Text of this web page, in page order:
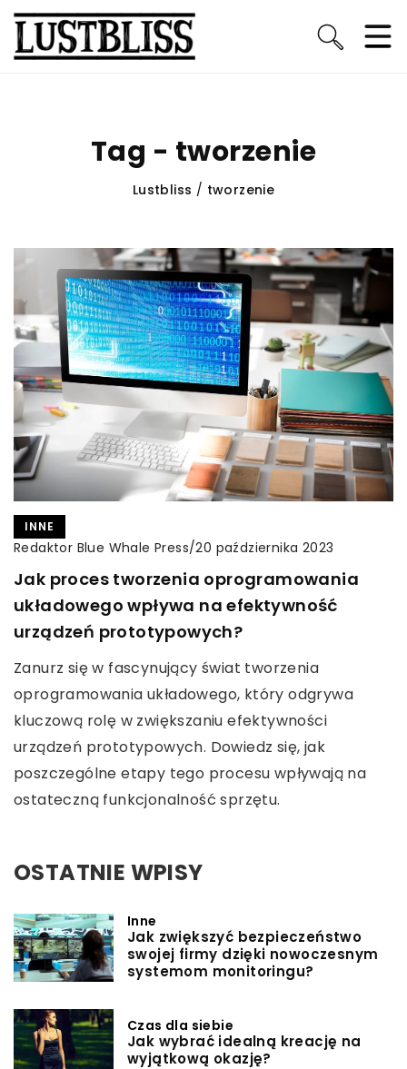
Tag - tworzenie
Lustbliss / tworzenie
INNE
Redaktor Blue Whale Press/20 października 2023
Jak proces tworzenia oprogramowania
układowego wpływa na efektywność
urządzeń prototypowych?
Zanurz się w fascynujący świat tworzenia
oprogramowania układowego, który odgrywa
kluczową rolę w zwiększaniu efektywności
urządzeń prototypowych. Dowiedz się, jak
poszczególne etapy tego procesu wpływają na
ostateczną funkcjonalność sprzętu.
OSTATNIE WPISY
Inne
Jak zwiększyć bezpieczeństwo
swojej firmy dzięki nowoczesnym
systemom monitoringu?
Czas dla siebie
Jak wybrać idealną kreację na
wyjątkową okazję?